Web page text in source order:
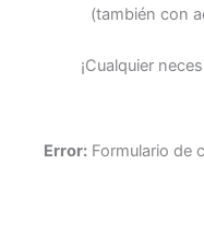
(también con
¡Cualquier
Error: Formulario de